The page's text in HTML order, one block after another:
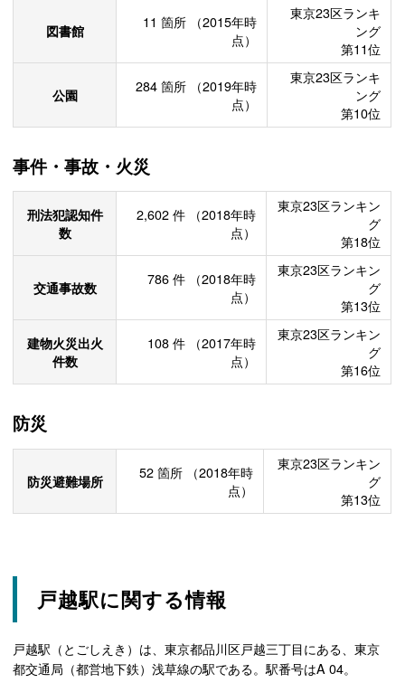
図書館 11 箇所
（2015年時
点）
東京23区ランキ
ング
第11位
公園 284 箇所
（2019年時
点）
東京23区ランキ
ング
第10位
事件・事故・火災
刑法犯認知件
数
2,602 件
（2018年時
点）
東京23区ランキン
グ
第18位
交通事故数 786 件
（2018年時
点）
東京23区ランキン
グ
第13位
建物火災出火
件数
108 件
（2017年時
点）
東京23区ランキン
グ
第16位
防災
防災避難場所 52 箇所
（2018年時
点）
東京23区ランキン
グ
第13位
戸越駅に関する情報
戸越駅（とごしえき）は、東京都品川区戸越三丁目にある、東京
都交通局（都営地下鉄）浅草線の駅である。駅番号はA 04。